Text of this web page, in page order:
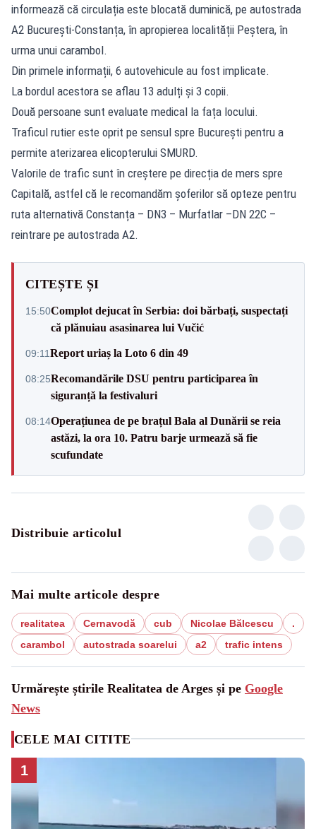
informează că circulația este blocată duminică, pe autostrada
A2 București-Constanța, în apropierea localității Peștera, în
urma unui carambol.
Din primele informații, 6 autovehicule au fost implicate.
La bordul acestora se aflau 13 adulți și 3 copii.
Două persoane sunt evaluate medical la fața locului.
Traficul rutier este oprit pe sensul spre București pentru a
permite aterizarea elicopterului SMURD.
Valorile de trafic sunt în creștere pe direcția de mers spre
Capitală, astfel că le recomandăm șoferilor să opteze pentru
ruta alternativă Constanța – DN3 – Murfatlar –DN 22C –
reintrare pe autostrada A2.
CITEȘTE ȘI
15:50Complot dejucat în Serbia: doi bărbați, suspectați
că plănuiau asasinarea lui Vučić
09:11Report uriaș la Loto 6 din 49
08:25Recomandările DSU pentru participarea în
siguranță la festivaluri
08:14Operațiunea de pe brațul Bala al Dunării se reia
astăzi, la ora 10. Patru barje urmează să fie
scufundate
Distribuie articolul
Mai multe articole despre
realitatea Cernavodă cub Nicolae Bălcescu
.
carambol
autostrada soarelui a2 trafic intens
Urmărește știrile Realitatea de Arges și pe Google
News
CELE MAI CITITE
1